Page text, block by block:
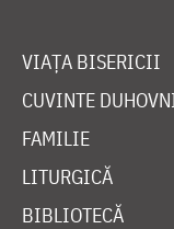
VIAȚA BISERICII
CUVINTE
FAMILIE
LITURGICĂ
BIBLIOTECĂ